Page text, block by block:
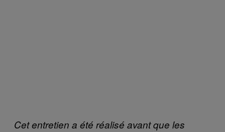
Cet entretien a été réalisé avant que les